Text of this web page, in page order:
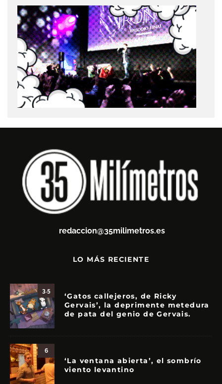
redaccion@35milimetros.es
LO MÁS RECIENTE
3.5
‘Gatos callejeros, de Ricky
Gervais’, la deprimente metedura
de pata del genio de Gervais.
6
‘La ventana abierta’, el sombrío
viento levantino